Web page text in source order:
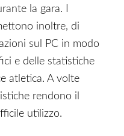
la gara. I
inoltre, di
sul PC in modo
e delle statistiche
atletica. A volte
rendono il
utilizzo.